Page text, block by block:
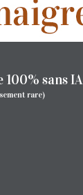
100% sans IA
rare)